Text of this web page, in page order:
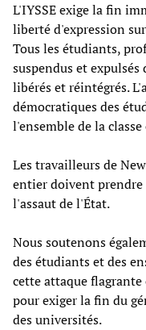
L'IYSSE exige la fin
liberté d'expression
Tous les étudiants,
suspendus et
libérés et réintégrés.
démocratiques des
l'ensemble de la
Les travailleurs de
entier doivent prendre
l'assaut de l'État.
Nous soutenons
des étudiants et des
cette attaque
pour exiger la fin du
des universités.